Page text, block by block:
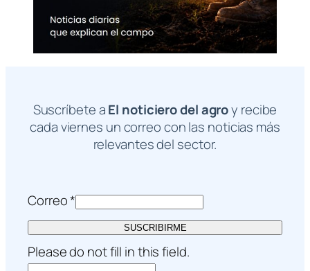
Suscríbete aEl noticiero del agroy recibe
cada viernes un correo con las noticias más
relevantes del sector.
Correo*
SUSCRIBIRME
Please do not fill in this field.